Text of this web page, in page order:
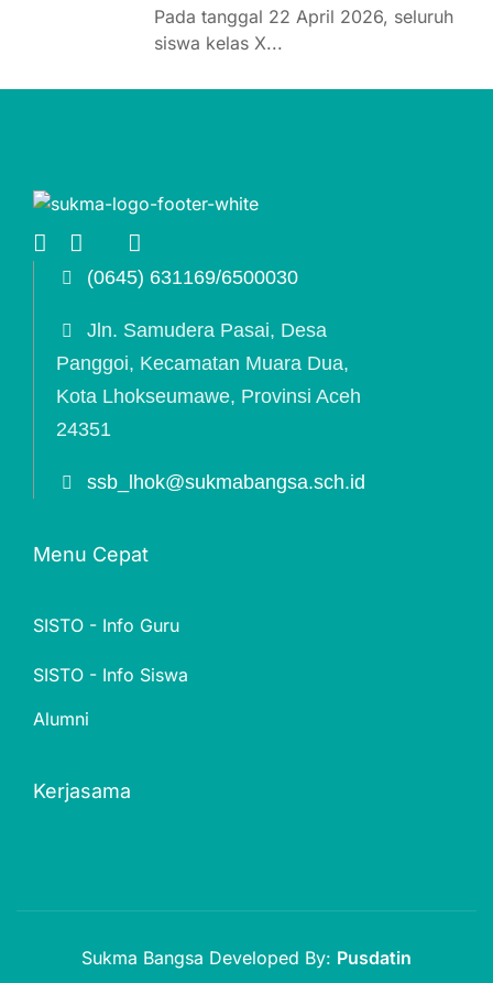
Pada tanggal 22 April 2026, seluruh
siswa kelas X...
(0645) 631169/6500030
Jln. Samudera Pasai, Desa
Panggoi, Kecamatan Muara Dua,
Kota Lhokseumawe, Provinsi Aceh
24351
ssb_lhok@sukmabangsa.sch.id
Menu Cepat
SISTO - Info Guru
SISTO - Info Siswa
Alumni
Kerjasama
Sukma Bangsa Developed By: Pusdatin